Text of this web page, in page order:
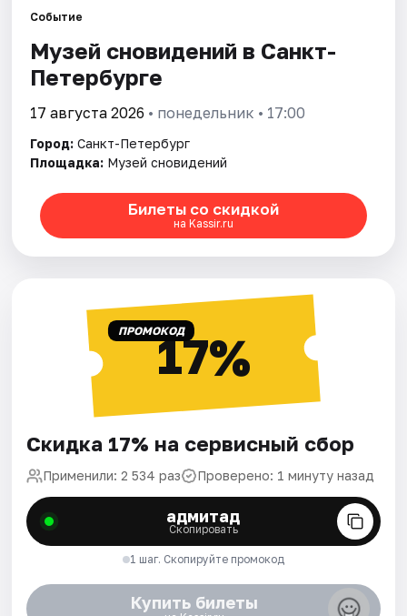
Города
Площадки
Рейтинги
Событие
Музей сновидений в Санкт-
Петербурге
17 августа 2026 • понедельник • 17:00
Город: Санкт-Петербург
Площадка: Музей сновидений
Билеты со скидкой
на Kassir.ru
ПРОМОКОД17%
Скидка 17% на сервисный сбор
Применили: 2 534 раз Проверено: 1 минуту назад
адмитад
Скопировать
1 шаг. Скопируйте промокод
Купить билеты